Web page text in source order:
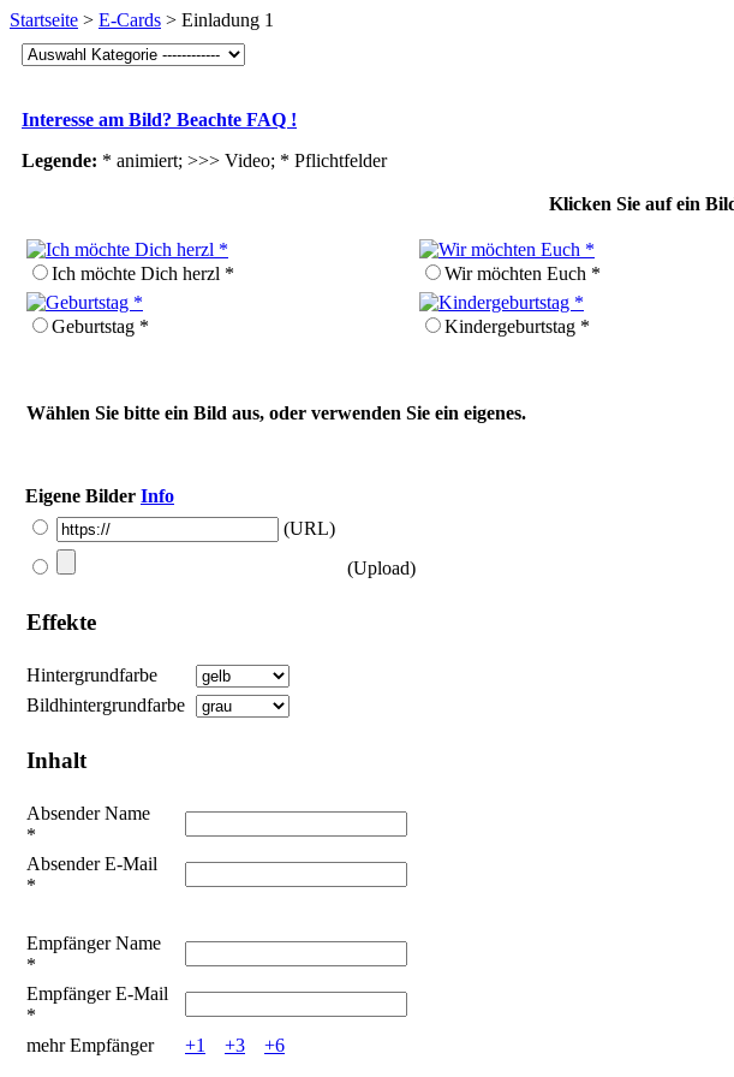
Startseite > E-Cards > Einladung 1
Interesse am Bild? Beachte FAQ !
Legende: * animiert; >>> Video; * Pflichtfelder
Klicken Sie auf ein
Ich möchte Dich herzl * Wir möchten Euch *
Geburtstag * Kinder­geburtstag *
Wählen Sie bitte ein Bild aus, oder verwenden Sie ein eigenes.
Eigene Bilder Info
(URL)
(Upload)
Effekte
Hintergrundfarbe
Bildhintergrundfarbe
Inhalt
Absender Name
*
Absender E-Mail
*
Empfänger Name
*
Empfänger E-Mail
*
mehr Empfänger
+1 +3 +6